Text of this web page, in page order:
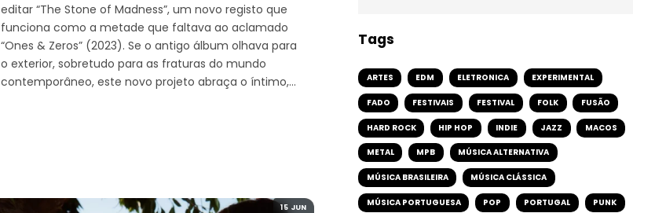
editar “The Stone of Madness”, um novo registo que
funciona como a metade que faltava ao aclamado
“Ones & Zeros” (2023). Se o antigo álbum olhava para
o exterior, sobretudo para as fraturas do mundo
contemporâneo, este novo projeto abraça o íntimo,…
15 JUN
Tags
ARTES EDM ELETRONICA EXPERIMENTAL
FADO FESTIVAIS FESTIVAL FOLK FUSÃO
HARD ROCK HIP HOP INDIE JAZZ MACOS
METAL MPB MÚSICA ALTERNATIVA
MÚSICA BRASILEIRA MÚSICA CLÁSSICA
MÚSICA PORTUGUESA POP PORTUGAL PUNK